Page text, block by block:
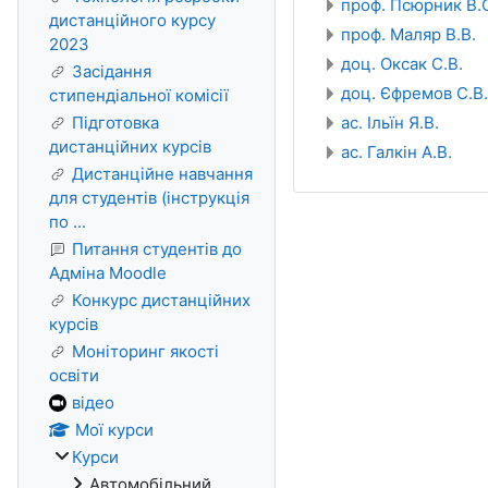
проф. Псюрник
проф. Маляр В.В.
доц. Оксак С.В.
доц. Єфремов С.В.
ас. Ільїн Я.В.
ас. Галкін А.В.
дистанційного курсу
2023
Засідання
стипендіальної комісії
Підготовка
дистанційних курсів
Дистанційне навчання
для студентів (інструкція
по ...
Питання студентів до
Адміна Moodle
Конкурс дистанційних
курсів
Моніторинг якості
освіти
відео
Мої курси
Курси